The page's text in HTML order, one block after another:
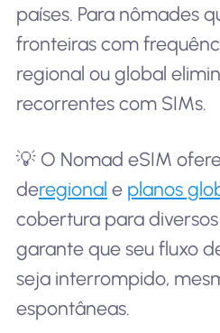
países. Para nômades
fronteiras com
regional ou global
recorrentes com SIMs.
💡 O Nomad eSIM
deregional e planos
cobertura para diversos
garante que seu fluxo
seja interrompido,
espontâneas.